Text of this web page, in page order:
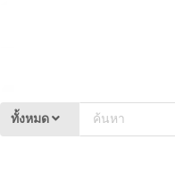
ทั้งหมด